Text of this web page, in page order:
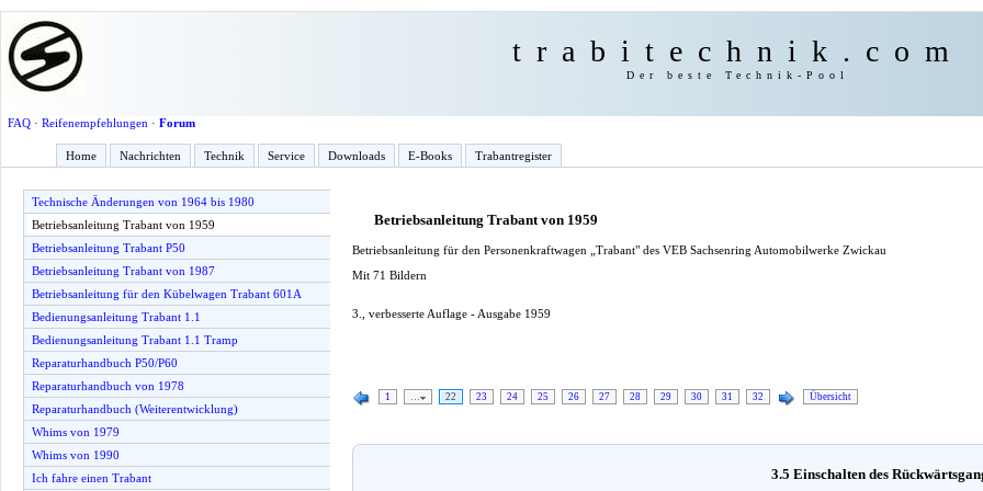
trabitechnik.com
Der beste Technik-Pool
FAQ· Reifenempfehlungen · Forum
Home Nachrichten Technik Service Downloads E-Books Trabantregister
Technische Änderungen von 1964 bis 1980
Betriebsanleitung Trabant von 1959
Betriebsanleitung Trabant P50
Betriebsanleitung Trabant von 1987
Betriebsanleitung für den Kübelwagen Trabant 601A
Bedienungsanleitung Trabant 1.1
Bedienungsanleitung Trabant 1.1 Tramp
Reparaturhandbuch P50/P60
Reparaturhandbuch von 1978
Reparaturhandbuch (Weiterentwicklung)
Whims von 1979
Whims von 1990
Ich fahre einen Trabant
Betriebsanleitung Trabant von 1959
Betriebsanleitung für den Personenkraftwagen „Trabant" des VEB Sachsenring Automobilwerke Zwickau
Mit 71 Bildern
3., verbesserte Auflage - Ausgabe 1959
1 22 23 24 25 26 27 28 29 30 31 32 Übersicht
3.5 Einschalten des